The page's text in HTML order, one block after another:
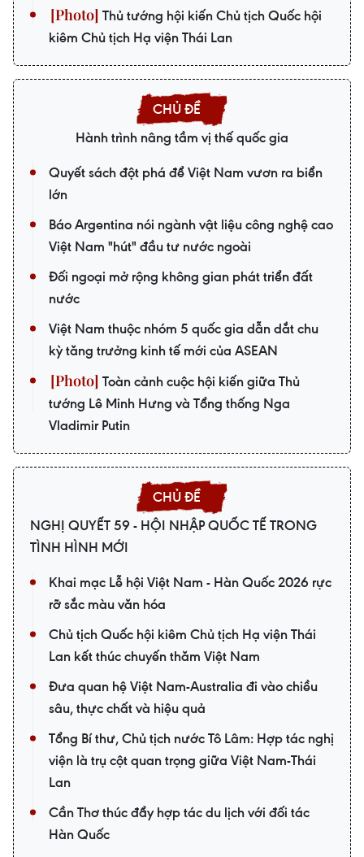
Thủ tướng hội kiến Chủ tịch Quốc hội
kiêm Chủ tịch Hạ viện Thái Lan
Hành trình nâng tầm vị thế quốc gia
Quyết sách đột phá để Việt Nam vươn ra biển
lớn
Báo Argentina nói ngành vật liệu công nghệ cao
Việt Nam "hút" đầu tư nước ngoài
Đối ngoại mở rộng không gian phát triển đất
nước
Việt Nam thuộc nhóm 5 quốc gia dẫn dắt chu
kỳ tăng trưởng kinh tế mới của ASEAN
Toàn cảnh cuộc hội kiến giữa Thủ
tướng Lê Minh Hưng và Tổng thống Nga
Vladimir Putin
NGHỊ QUYẾT 59 - HỘI NHẬP QUỐC TẾ TRONG
TÌNH HÌNH MỚI
Khai mạc Lễ hội Việt Nam - Hàn Quốc 2026 rực
rỡ sắc màu văn hóa
Chủ tịch Quốc hội kiêm Chủ tịch Hạ viện Thái
Lan kết thúc chuyến thăm Việt Nam
Đưa quan hệ Việt Nam-Australia đi vào chiều
sâu, thực chất và hiệu quả
Tổng Bí thư, Chủ tịch nước Tô Lâm: Hợp tác nghị
viện là trụ cột quan trọng giữa Việt Nam-Thái
Lan
Cần Thơ thúc đẩy hợp tác du lịch với đối tác
Hàn Quốc